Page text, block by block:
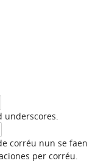
underscores.
corréu nun se faen
per corréu.